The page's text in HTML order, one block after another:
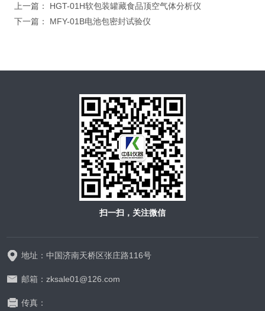
上一篇： HGT-01H软包装罐藏食品顶空气体分析仪
下一篇： MFY-01B电池包密封试验仪
扫一扫，关注微信
地址：中国济南天桥区张庄路116号
邮箱：zksale01@126.com
传真：